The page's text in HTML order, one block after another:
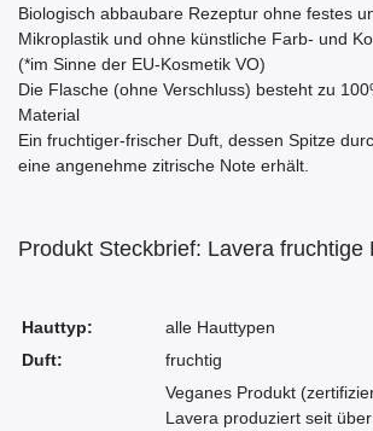
Biologisch abbaubare Rezeptur ohne festes
Mikroplastik und ohne künstliche Farb- und
(*im Sinne der EU-Kosmetik VO)
Die Flasche (ohne Verschluss) besteht zu
Material
Ein fruchtiger-frischer Duft, dessen Spitze
eine angenehme zitrische Note erhält.
Produkt Steckbrief: Lavera fruchtige
Hauttyp:
alle Hauttypen
Duft:
fruchtig
Veganes Produkt
Lavera produziert seit